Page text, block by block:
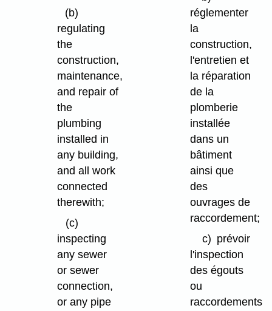
(b)
regulating
the
construction,
maintenance,
and repair of
the
plumbing
installed in
any building,
and all work
connected
therewith;
(c)
inspecting
any sewer
or sewer
connection,
or any pipe
réglementer
la
construction,
l'entretien et
la réparation
de la
plomberie
installée
dans un
bâtiment
ainsi que
des
ouvrages de
raccordement;
c) prévoir
l'inspection
des égouts
ou
raccordements